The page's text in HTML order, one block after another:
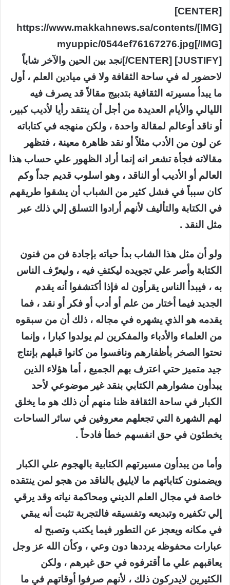
[CENTER]
[IMG]https://www.makkahnews.sa/contents/
myuppic/0544ef76167276.jpg[/IMG]
[/CENTER] [JUSTIFY]نجد بين الحين والآخر شاباً
لاحضور له في ساحة الثقافة ولا في ميادين العلم ، أول
ما يبدأ مسيرته الثقافية بتدبيج مقالاً قد يصرف فيه
الليالي والأيام العديدة من أجل أن ينتقد رأيا لأديب كبير،
أو ناقد أوعالم لمقالة واحدة ، ولكن منهجه في كتاباته
عن لون من الأدب مثلاً أو نقد ظاهرة معينة ، فتظهر
مقالاته فجأة تشعر انه إنما أراد الظهور علي حساب هذا
العالم أو الأديب أو الناقد ، وهو اسلوب قديم جداً وكم
كان سبباً في فشل كثير من الشباب أن يشقوا طريقهم
في الكتابة والتأليف لأنهم أرادوا التسلق إلي ذلك عبر
مثل النقد .
ولو أن مثل هذا الشاب بدأ حياته بإجادة فن من فنون
الكتابة وأصر علي تجويده ليكتفِ فيه ، وليعرّف الناس
به ، فيبدأ الناس يقرأون له فإذا أكتشفوا أنه يقدم
الجديد فيما أختار من علم أو أدب أو فكر أو نقد ، فما
يقدمه هو الذي يشهره في مجاله ، ذلك أن من سبقوه
من العلماء والأدباء والمفكرين لم يولدوا كبارا ، وإنما
نحتوا الصخر بأظفارهم ونافسوا من كانوا قبلهم بإنتاج
جيد متميز حتي اعترف بهم الجميع ، أما هؤلاء الذين
يبدأون مشوارهم الكتابي بنقد غير موضوعي لأحد
الكبار في ساحة الثقافة ظنا منهم أن ذلك هو ما يخلق
لهم الشهرة التي تجعلهم معروفين في سائر الساحات
يخطئون في حق انفسهم خطأ فادحاً .
وأما من يبدأون مسيرتهم الكتابية بالهجوم علي الكبار
ويضمنون كتاباتهم ما لايليق بالناقد من هجو لمن ينتقده
خاصة في مجال العلم الديني ومحاكمة نياته وقد يرقي
إلي تكفيره وتبديعه وتفسيقه فالتجربة تثبت أنه يبقي
في مكانه ويعجز عن التطور فيما يكتب وتصبح له
عبارات محفوظه يرددها دون وعي ، وكأن الله عز وجل
يعاقبهم علي ما أقترفوه في حق غيرهم ، ولكن
الكثيرين لايدركون ذلك ، لأنهم صرفوا أوقاتهم في ما